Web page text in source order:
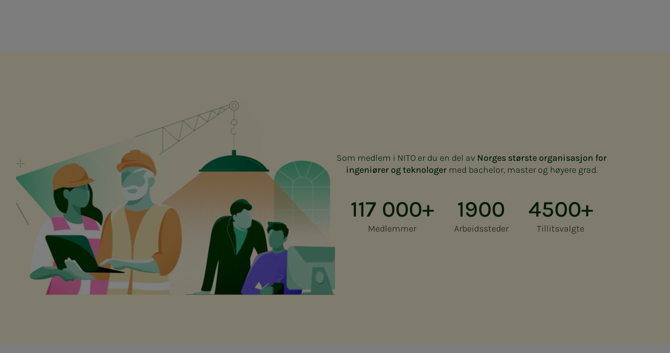
Som medlem i NITO er du en del av Norges største organisasjon for
ingeniører og teknologermed bachelor, master og høyere grad.
117 000+
Medlemmer
1900
Arbeidssteder
4500+
Tillitsvalgte